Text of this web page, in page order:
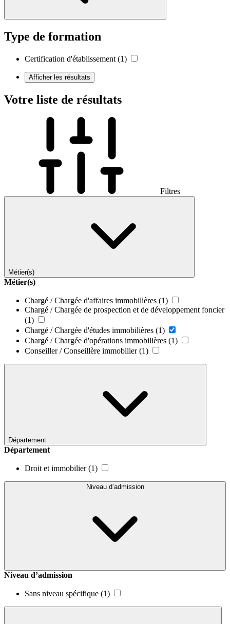
Type de formation
Certification d'établissement (1)
Afficher les résultats
Votre liste de résultats
Filtres
Métier(s)
Métier(s)
Chargé / Chargée d'affaires immobilières (1)
Chargé / Chargée de prospection et de développement foncier
(1)
Chargé / Chargée d'études immobilières (1)
Chargé / Chargée d'opérations immobilières (1)
Conseiller / Conseillère immobilier (1)
Département
Département
Droit et immobilier (1)
Niveau d’admission
Niveau d’admission
Sans niveau spécifique (1)